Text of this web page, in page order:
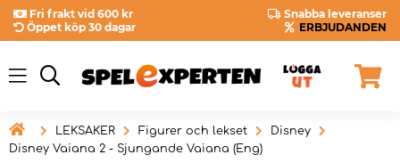
Fri frakt vid 600 kr
Snabba leveranser
Öppet köp 30 dagar
ERBJUDANDEN
 LEKSAKER Figurer och lekset
Disney
Disney Vaiana 2 - Sjungande Vaiana (Eng)